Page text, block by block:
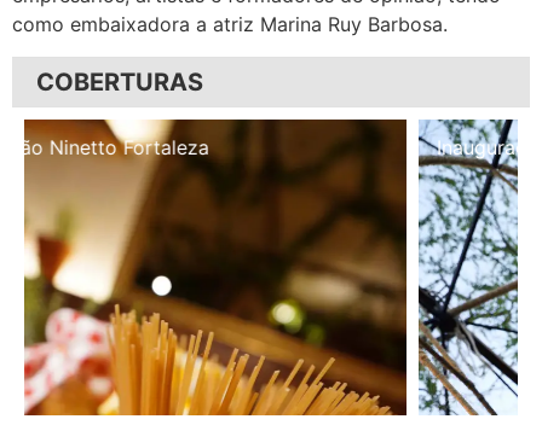
como embaixadora a atriz Marina Ruy Barbosa.
COBERTURAS
Inauguração Illa Café